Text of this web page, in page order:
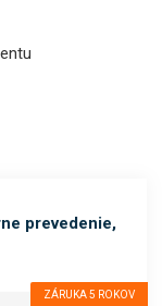
prevedenie,
ZÁRUKA 5 ROKOV